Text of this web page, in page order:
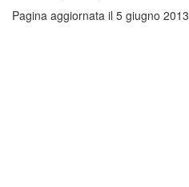
Pagina aggiornata il 5 giugno 2013